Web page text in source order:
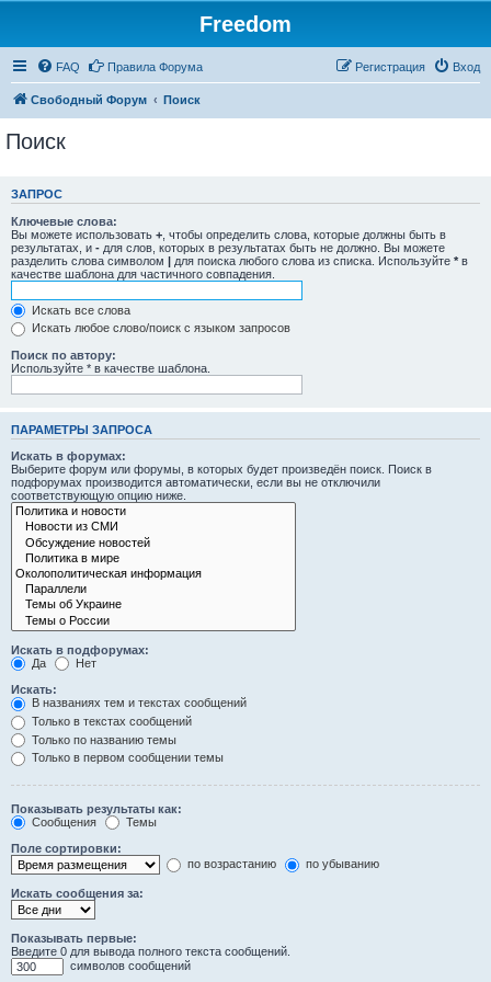
Freedom
FAQ Правила Форума Вход
Регистрация
Свободный Форум Поиск
Поиск
ЗАПРОС
Ключевые слова:
Вы можете использовать + , чтобы определить слова, которые должны быть в
результатах, и - для слов, которых в результатах быть не должно. Вы можете
разделить слова символом | для поиска любого слова из списка. Используйте * в
качестве шаблона для частичного совпадения.
Искать все слова
Искать любое слово/поиск с языком запросов
Поиск по автору:
Используйте * в качестве шаблона.
ПАРАМЕТРЫ ЗАПРОСА
Искать в форумах:
Выберите форум или форумы, в которых будет произведён поиск. Поиск в
подфорумах производится автоматически, если вы не отключили
соответствующую опцию ниже.
Искать в подфорумах:
Да
Нет
Искать:
В названиях тем и текстах сообщений
Только в текстах сообщений
Только по названию темы
Только в первом сообщении темы
Показывать результаты как:
Сообщения
Темы
Поле сортировки:
по возрастанию
по убыванию
Искать сообщения за:
Показывать первые:
Введите 0 для вывода полного текста сообщений.
символов сообщений